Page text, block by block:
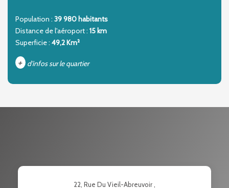
Population : 39 980 habitants
Distance de l'aéroport : 15 km
Superficie : 49,2 Km²
+ d'infos sur le quartier
VOITURE
22, Rue Du Vieil-Abreuvoir ,